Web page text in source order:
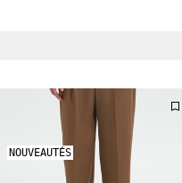
NOUVEAUTÉS